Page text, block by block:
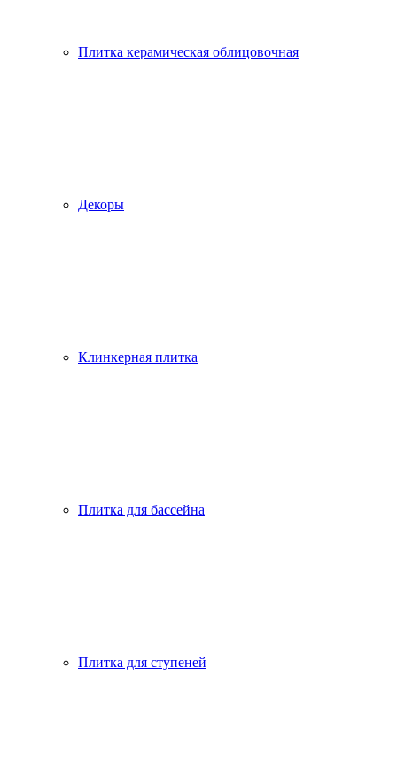
Плитка керамическая облицовочная
Декоры
Клинкерная плитка
Плитка для бассейна
Плитка для ступеней